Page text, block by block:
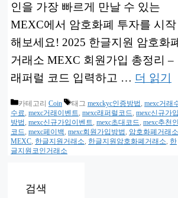
인을 가장 빠르게 만날 수 있는
MEXC에서 암호화폐 투자를 시작
해보세요! 2025 한글지원 암호화폐
거래소 MEXC 회원가입 총정리 –
래퍼럴 코드 입력하고 … 더 읽기
카테고리 Coin 태그 mexckyc인증방법, mexc거래
수료, mexc거래이벤트, mexc래퍼럴코드, mexc신규가입
방법, mexc신규가입이벤트, mexc초대코드, mexc추천인
코드, mexc페이백, mexc회원가입방법, 암호화폐거래소
MEXC, 한글지원거래소, 한글지원암호화폐거래소, 한
글지원코인거래소
검색